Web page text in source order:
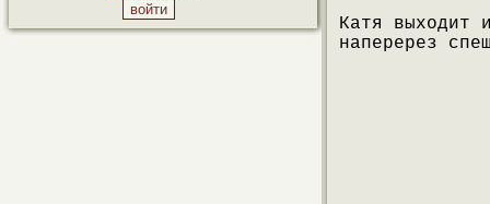
Катя выходит
наперерез